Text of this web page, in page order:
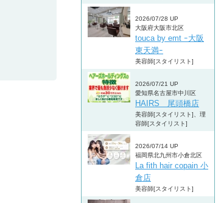
2026/07/28 UP
大阪府大阪市北区
touca by emt ｰ大阪
東天満ｰ
美容師[スタイリスト]
2026/07/21 UP
愛知県名古屋市中川区
HAIRS 尾頭橋店
美容師[スタイリスト]、理
容師[スタイリスト]
2026/07/14 UP
福岡県北九州市小倉北区
La fith hair copain 小
倉店
美容師[スタイリスト]